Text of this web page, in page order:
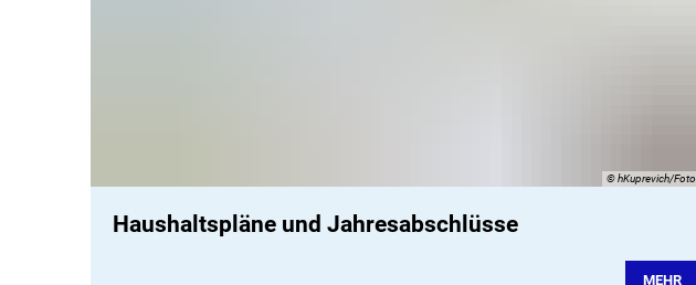
© hKuprevich/
Haushaltspläne und Jahresabschlüsse
MEHR